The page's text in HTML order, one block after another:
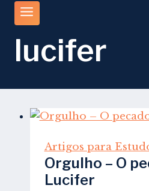
lucifer
Artigos para
Orgulho – O
Lucifer